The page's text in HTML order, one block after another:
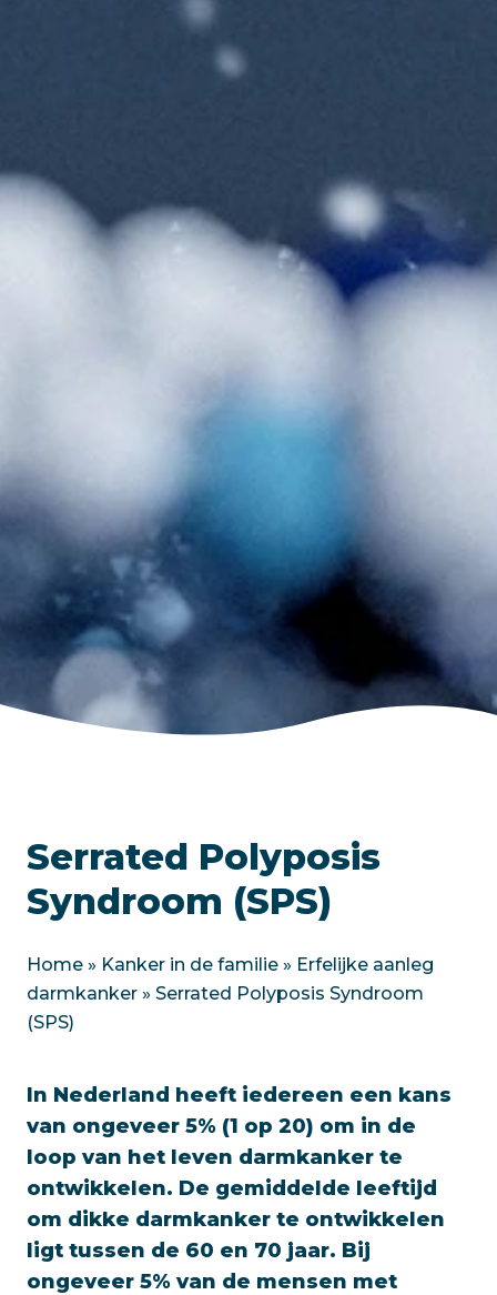
Serrated Polyposis
Syndroom (SPS)
Home » Kanker in de familie » Erfelijke aanleg
darmkanker » Serrated Polyposis Syndroom
(SPS)
In Nederland heeft iedereen een kans
van ongeveer 5% (1 op 20) om in de
loop van het leven darmkanker te
ontwikkelen. De gemiddelde leeftijd
om dikke darmkanker te ontwikkelen
ligt tussen de 60 en 70 jaar. Bij
ongeveer 5% van de mensen met